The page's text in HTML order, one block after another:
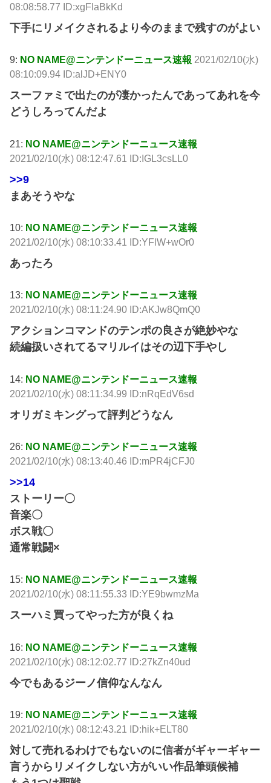
08:08:58.77 ID:xgFIaBkKd
下手にリメイクされるより今のままで残すのがよい
9: NO NAME@ニンテンドーニュース速報 2021/02/10(水)
08:10:09.94 ID:alJD+ENY0
スーファミで出たのが凄かったんであってあれを今
どうしろってんだよ
21: NO NAME@ニンテンドーニュース速報
2021/02/10(水) 08:12:47.61 ID:IGL3csLL0
>>9
まあそうやな
10: NO NAME@ニンテンドーニュース速報
2021/02/10(水) 08:10:33.41 ID:YFlW+wOr0
あったろ
13: NO NAME@ニンテンドーニュース速報
2021/02/10(水) 08:11:24.90 ID:AKJw8QmQ0
アクションコマンドのテンポの良さが絶妙やな
続編扱いされてるマリルイはその辺下手やし
14: NO NAME@ニンテンドーニュース速報
2021/02/10(水) 08:11:34.99 ID:nRqEdV6sd
オリガミキングって評判どうなん
26: NO NAME@ニンテンドーニュース速報
2021/02/10(水) 08:13:40.46 ID:mPR4jCFJ0
>>14
ストーリー〇
音楽〇
ボス戦〇
通常戦闘×
15: NO NAME@ニンテンドーニュース速報
2021/02/10(水) 08:11:55.33 ID:YE9bwmzMa
スーハミ買ってやった方が良くね
16: NO NAME@ニンテンドーニュース速報
2021/02/10(水) 08:12:02.77 ID:27kZn40ud
今でもあるジーノ信仰なんなん
19: NO NAME@ニンテンドーニュース速報
2021/02/10(水) 08:12:43.21 ID:hik+ELT80
対して売れるわけでもないのに信者がギャーギャー
言うからリメイクしない方がいい作品筆頭候補